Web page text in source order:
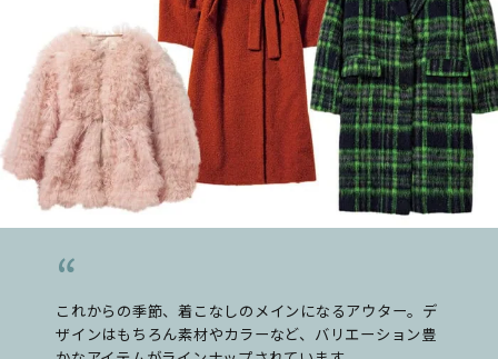
これからの季節、着こなしのメインになるアウター。デ
ザインはもちろん素材やカラーなど、バリエーション豊